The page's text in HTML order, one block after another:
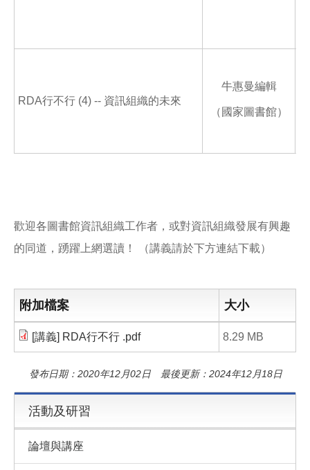
RDA行不行 (4) -- 資訊組織的未來
牛惠曼編輯
（國家圖書館）
歡迎各圖書館資訊組織工作者，或對資訊組織發展有興趣
的同道，踴躍上網選讀！ （講義請於下方連結下載）
附加檔案 大小
[講義] RDA行不行 .pdf 8.29 MB
發布日期：2020年12月02日 最後更新：2024年12月18日
活動及研習
論壇與講座